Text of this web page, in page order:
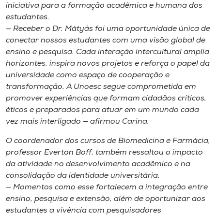
iniciativa para a formação acadêmica e humana dos
estudantes.
— Receber o Dr. Mátyás foi uma oportunidade única de
conectar nossos estudantes com uma visão global de
ensino e pesquisa. Cada interação intercultural amplia
horizontes, inspira novos projetos e reforça o papel da
universidade como espaço de cooperação e
transformação. A Unoesc segue comprometida em
promover experiências que formam cidadãos críticos,
éticos e preparados para atuar em um mundo cada
vez mais interligado — afirmou Carina.
O coordenador dos cursos de Biomedicina e Farmácia,
professor Everton Boff, também ressaltou o impacto
da atividade no desenvolvimento acadêmico e na
consolidação da identidade universitária.
— Momentos como esse fortalecem a integração entre
ensino, pesquisa e extensão, além de oportunizar aos
estudantes a vivência com pesquisadores